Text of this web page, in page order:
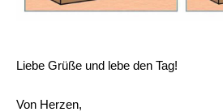
Liebe Grüße und lebe den Tag!
Von Herzen,